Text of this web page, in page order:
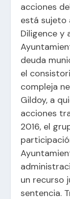
acciones
está sujeto
Diligence y
deuda
el
compleja
Gildoy, a
acciones
2016, el
un recurso
sentencia.